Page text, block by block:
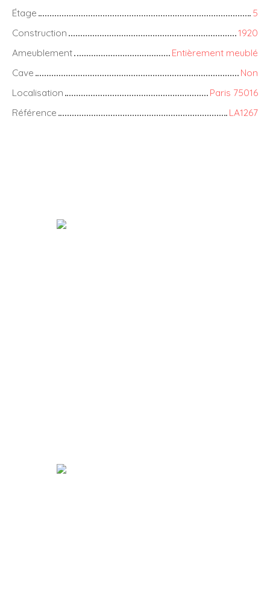
Étage
5
Construction
1920
Ameublement
Entièrement meublé
Cave
Non
Localisation
Paris 75016
Référence
LA1267